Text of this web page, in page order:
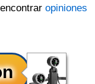
opiniones